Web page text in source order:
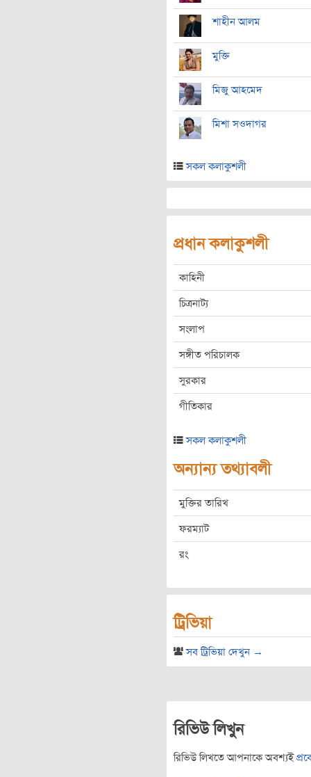
শাহীন আলম
মুক্তি
মিজু আহমেদ
মিশা সওদাগর
সকল কলাকুশলী
প্রধান কলাকুশলী
কাহিনী
চিত্রনাট্য
সংলাপ
সঙ্গীত পরিচালক
সুরকার
গীতিকার
সকল কলাকুশলী
অন্যান্য তথ্যাবলী
মুক্তির তারিখ
ফরম্যাট
রং
ট্রিভিয়া
সব ট্রিভিয়া দেখুন →
রিভিউ লিখুন
রিভিউ লিখতে আপনাকে অবশ্যই